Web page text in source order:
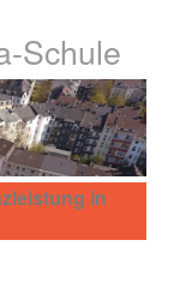
Schule
in